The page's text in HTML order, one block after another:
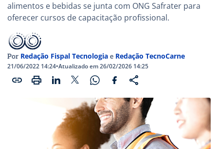
alimentos e bebidas se junta com ONG Safrater para
oferecer cursos de capacitação profissional.
Por Redação Fispal Tecnologia e Redação TecnoCarne
21/06/2022 14:24•Atualizado em 26/02/2026 14:25